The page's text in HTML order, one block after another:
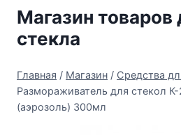
Перейти
содержимому
Магазин товаров
стекла
Главная / Магазин / Средства
Размораживатель для стекол
(аэрозоль) 300мл